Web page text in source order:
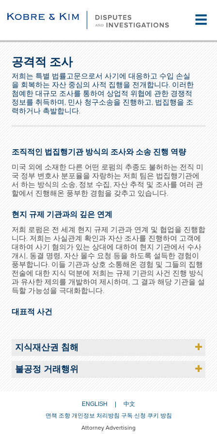
☰
공격적 조사
저희는 특별 법률고문으로서 사기에 대응하고 수입 손실
을 회복하는 자산 중심의 사적 집행을 전개합니다. 이러한
첨예한 대규모 조사를 통하여 상업적 위협에 관한 경쟁적
정보를 취득하며, 민사 청구소송을 진행하고, 법집행을 조
력하거나 촉발합니다.
조직적인 법집행기관 방식의 조사와 소송 진행 역량
미국 외에 소재한 다른 어떤 로펌의 추종도 불허하는 전직 미
국 정부 변호사 분포율을 자랑하는 저희 팀은 법집행기관에
서 하는 방식의 소송, 정보 수집, 자산 추적 및 조사를 여러 관
할에서 진행해온 풍부한 경험을 갖추고 있습니다.
현지 규제 기관과의 깊은 연계
저희 로펌은 전 세계 현지 규제 기관과 연계 및 협업을 진행합
니다. 저희는 사실관계 확인과 자산 조사를 진행하여 고객에
대하여 사기 혐의가 있는 상대에 대하여 현지 기관에서 수사
개시, 동결 명령, 자산 몰수 요청 등을 하도록 설득한 경험이
풍부합니다. 이들 기관과 상호 소통해온 경험 및 그들의 집행
전술에 대한 지식 덕분에 저희는 규제 기관의 사건 진행 방식
과 유사한 제의를 개발하여 제시하며, 그 결과 해당 기관을 설
득할 가능성을 극대화합니다.
대표적 사건
지식재산권 침해
불공정 거래행위
ENGLISH
中文
면책 조항 개인정보 처리방침 구독 신청 쿠키 방침
Attorney Advertising